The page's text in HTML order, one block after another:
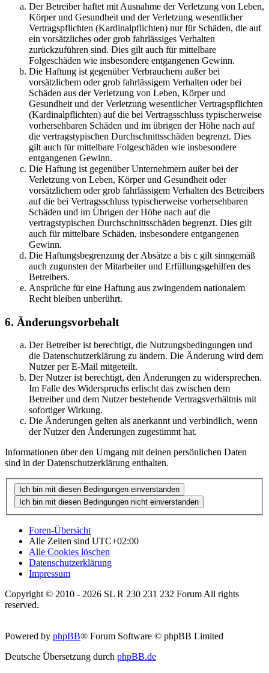
Der Betreiber haftet mit Ausnahme der Verletzung von Leben,
Körper und Gesundheit und der Verletzung wesentlicher
Vertragspflichten (Kardinalpflichten) nur für Schäden, die auf
ein vorsätzliches oder grob fahrlässiges Verhalten
zurückzuführen sind. Dies gilt auch für mittelbare
Folgeschäden wie insbesondere entgangenen Gewinn.
Die Haftung ist gegenüber Verbrauchern außer bei
vorsätzlichem oder grob fahrlässigem Verhalten oder bei
Schäden aus der Verletzung von Leben, Körper und
Gesundheit und der Verletzung wesentlicher Vertragspflichten
(Kardinalpflichten) auf die bei Vertragsschluss typischerweise
vorhersehbaren Schäden und im übrigen der Höhe nach auf
die vertragstypischen Durchschnittsschäden begrenzt. Dies
gilt auch für mittelbare Folgeschäden wie insbesondere
entgangenen Gewinn.
Die Haftung ist gegenüber Unternehmern außer bei der
Verletzung von Leben, Körper und Gesundheit oder
vorsätzlichem oder grob fahrlässigem Verhalten des Betreibers
auf die bei Vertragsschluss typischerweise vorhersehbaren
Schäden und im Übrigen der Höhe nach auf die
vertragstypischen Durchschnittsschäden begrenzt. Dies gilt
auch für mittelbare Schäden, insbesondere entgangenen
Gewinn.
Die Haftungsbegrenzung der Absätze a bis c gilt sinngemäß
auch zugunsten der Mitarbeiter und Erfüllungsgehilfen des
Betreibers.
Ansprüche für eine Haftung aus zwingendem nationalem
Recht bleiben unberührt.
6. Änderungsvorbehalt
Der Betreiber ist berechtigt, die Nutzungsbedingungen und
die Datenschutzerklärung zu ändern. Die Änderung wird dem
Nutzer per E-Mail mitgeteilt.
Der Nutzer ist berechtigt, den Änderungen zu widersprechen.
Im Falle des Widerspruchs erlischt das zwischen dem
Betreiber und dem Nutzer bestehende Vertragsverhältnis mit
sofortiger Wirkung.
Die Änderungen gelten als anerkannt und verbindlich, wenn
der Nutzer den Änderungen zugestimmt hat.
Informationen über den Umgang mit deinen persönlichen Daten
sind in der Datenschutzerklärung enthalten.
Foren-Übersicht
Alle Zeiten sind UTC+02:00
Alle Cookies löschen
Datenschutzerklärung
Impressum
Copyright © 2010 - 2026 SL R 230 231 232 Forum All rights
reserved.
Powered by phpBB® Forum Software © phpBB Limited
Deutsche Übersetzung durch phpBB.de